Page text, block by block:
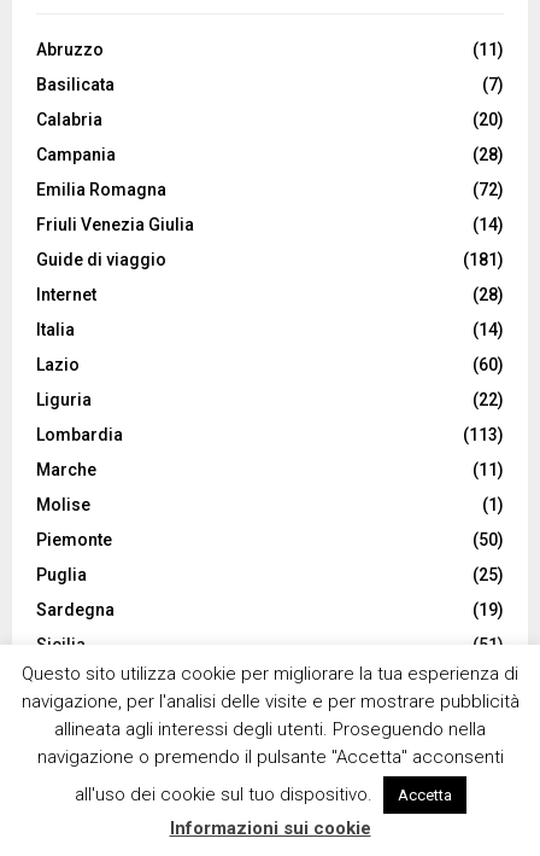
Abruzzo
(11)
Basilicata
(7)
Calabria
(20)
Campania
(28)
Emilia Romagna
(72)
Friuli Venezia Giulia
(14)
Guide di viaggio
(181)
Internet
(28)
Italia
(14)
Lazio
(60)
Liguria
(22)
Lombardia
(113)
Marche
(11)
Molise
(1)
Piemonte
(50)
Puglia
(25)
Sardegna
(19)
Sicilia
(51)
Toscana
(88)
Trentino
Umbria
(7)
Valle d'Aosta
Questo sito utilizza cookie per migliorare la tua esperienza di
navigazione, per l'analisi delle visite e per mostrare pubblicità
allineata agli interessi degli utenti. Proseguendo nella
navigazione o premendo il pulsante "Accetta" acconsenti
all'uso dei cookie sul tuo dispositivo.
Accetta
Informazioni sui cookie